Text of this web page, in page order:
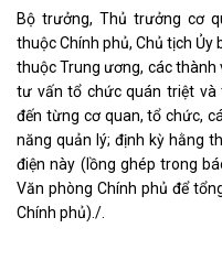
Bộ trưởng, Thủ trưởng cơ
thuộc Chính phủ, Chủ tịch
thuộc Trung ương, các thành
tư vấn tổ chức quán triệt và
đến từng cơ quan, tổ chức,
năng quản lý; định kỳ hằng
điện này (lồng ghép trong
Văn phòng Chính phủ để
Chính phủ)./.